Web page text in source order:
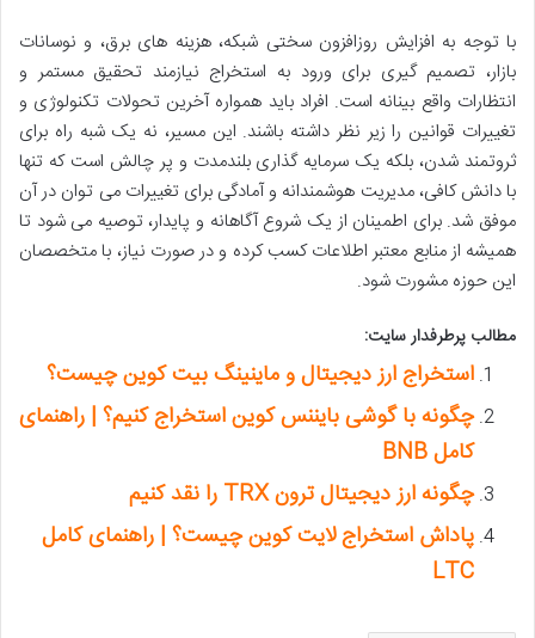
با توجه به افزایش روزافزون سختی شبکه، هزینه های برق، و نوسانات
بازار، تصمیم گیری برای ورود به استخراج نیازمند تحقیق مستمر و
انتظارات واقع بینانه است. افراد باید همواره آخرین تحولات تکنولوژی و
تغییرات قوانین را زیر نظر داشته باشند. این مسیر، نه یک شبه راه برای
ثروتمند شدن، بلکه یک سرمایه گذاری بلندمدت و پر چالش است که تنها
با دانش کافی، مدیریت هوشمندانه و آمادگی برای تغییرات می توان در آن
موفق شد. برای اطمینان از یک شروع آگاهانه و پایدار، توصیه می شود تا
همیشه از منابع معتبر اطلاعات کسب کرده و در صورت نیاز، با متخصصان
این حوزه مشورت شود.
مطالب پرطرفدار سایت:
استخراج ارز دیجیتال و ماینینگ بیت کوین چیست؟
چگونه با گوشی بایننس کوین استخراج کنیم؟ | راهنمای
کامل BNB
چگونه ارز دیجیتال ترون TRX را نقد کنیم
پاداش استخراج لایت کوین چیست؟ | راهنمای کامل
LTC